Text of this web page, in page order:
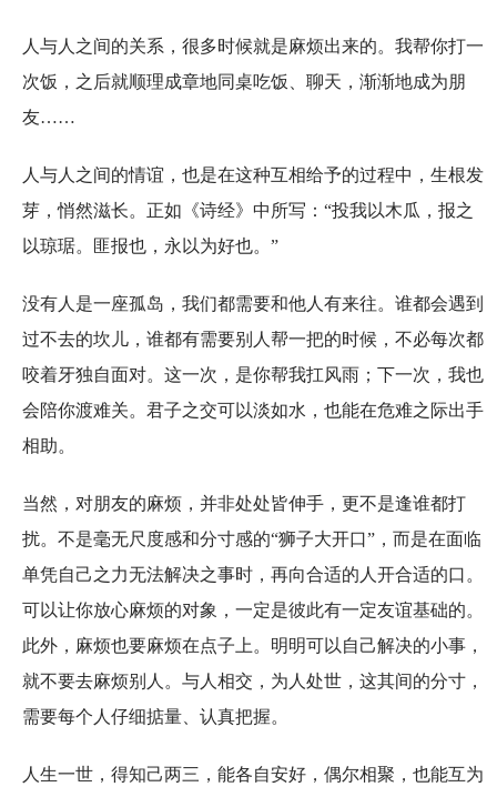
人与人之间的关系，很多时候就是麻烦出来的。我帮你打一
次饭，之后就顺理成章地同桌吃饭、聊天，渐渐地成为朋
友……
人与人之间的情谊，也是在这种互相给予的过程中，生根发
芽，悄然滋长。正如《诗经》中所写：“投我以木瓜，报之
以琼琚。匪报也，永以为好也。”
没有人是一座孤岛，我们都需要和他人有来往。谁都会遇到
过不去的坎儿，谁都有需要别人帮一把的时候，不必每次都
咬着牙独自面对。这一次，是你帮我扛风雨；下一次，我也
会陪你渡难关。君子之交可以淡如水，也能在危难之际出手
相助。
当然，对朋友的麻烦，并非处处皆伸手，更不是逢谁都打
扰。不是毫无尺度感和分寸感的“狮子大开口”，而是在面临
单凭自己之力无法解决之事时，再向合适的人开合适的口。
可以让你放心麻烦的对象，一定是彼此有一定友谊基础的。
此外，麻烦也要麻烦在点子上。明明可以自己解决的小事，
就不要去麻烦别人。与人相交，为人处世，这其间的分寸，
需要每个人仔细掂量、认真把握。
人生一世，得知己两三，能各自安好，偶尔相聚，也能互为